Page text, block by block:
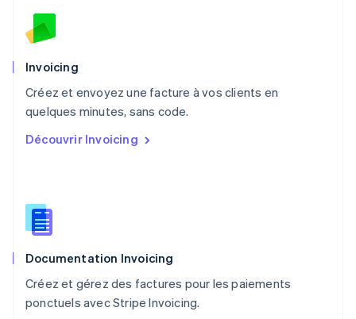
Invoicing
Créez et envoyez une facture à vos clients en
quelques minutes, sans code.
Découvrir Invoicing
Documentation Invoicing
Créez et gérez des factures pour les paiements
ponctuels avec Stripe Invoicing.
English
Nouvelle-Zélande
Pays-Bas
Nederlands
Pologne
English
PortuguêsEnglish
English
Roumanie
Royaume-Uni
Singapour
English 简体中文